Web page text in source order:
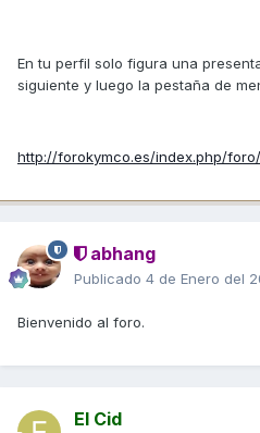
En tu perfil solo figura una
siguiente y luego la pestaña de
http://forokymco.es/index.php/
abhang
Publicado 4 de Enero del
Bienvenido al foro.
El Cid